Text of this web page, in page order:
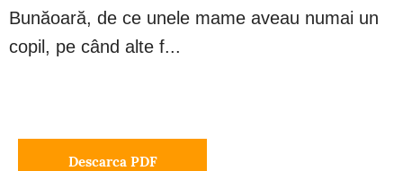
Bunăoară, de ce unele mame aveau numai un
copil, pe când alte f...
Descarca PDF